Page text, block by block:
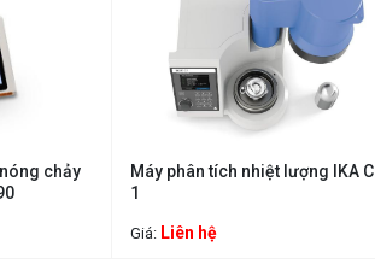
chảy
Máy phân tích nhiệt lượng IKA C
1
Giá: Liên hệ